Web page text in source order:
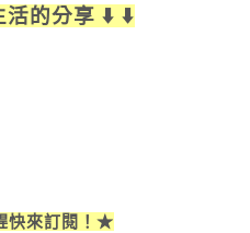
活的分享 ⬇️ ⬇️
快來訂閱！★